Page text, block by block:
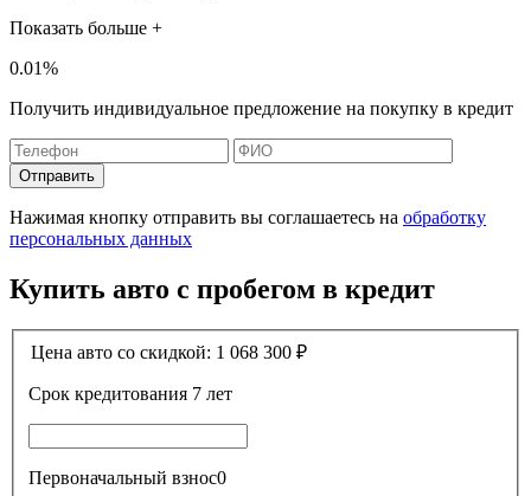
Показать больше +
0.01%
Получить индивидуальное предложение на покупку в кредит
Отправить
Нажимая кнопку отправить вы соглашаетесь на обработку
персональных данных
Купить авто с пробегом в кредит
Цена авто со скидкой: 1 068 300 ₽
Срок кредитования 7 лет
Первоначальный взнос0